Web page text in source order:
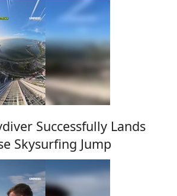
Successfully Lands
Skysurfing Jump